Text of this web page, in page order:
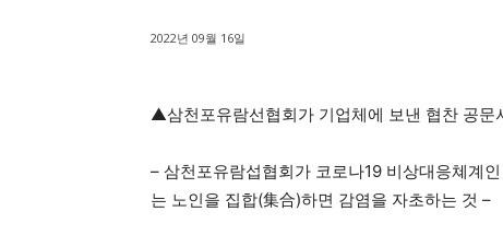
2022년 09월 16일
▲삼천포유람선협회가 기업체에 보낸 협찬 공문
– 삼천포유람섭협회가 코로나19 비상대응쳬계
는 노인을 집합(集合)하면 감염을 자초하는 것 –